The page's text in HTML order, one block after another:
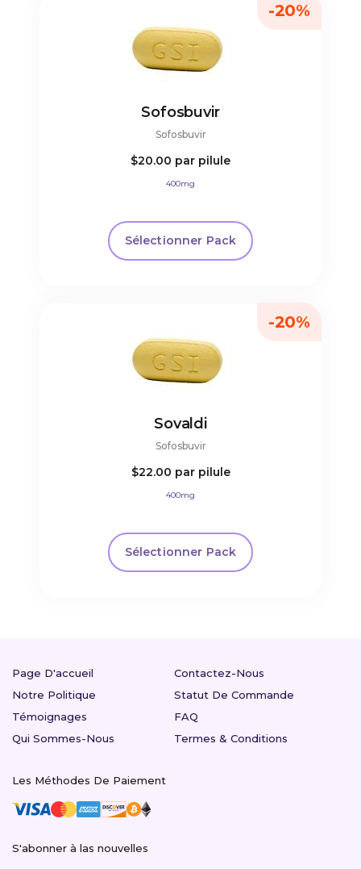
Sofosbuvir
Sofosbuvir
$20.00 par pilule
400mg
Sélectionner Pack
-20%
Sovaldi
Sofosbuvir
$22.00 par pilule
400mg
Sélectionner Pack
-20%
Page D'accueil
Contactez-Nous
Notre Politique
Statut De Commande
Témoignages
FAQ
Qui Sommes-Nous
Termes & Conditions
Les Méthodes De Paiement
S'abonner à las nouvelles